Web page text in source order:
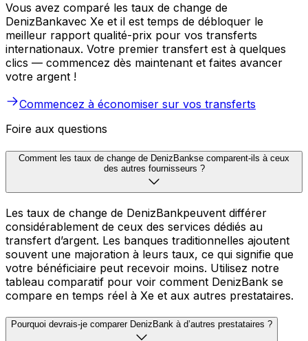
Vous avez comparé les taux de change de
DenizBankavec Xe et il est temps de débloquer le
meilleur rapport qualité-prix pour vos transferts
internationaux. Votre premier transfert est à quelques
clics — commencez dès maintenant et faites avancer
votre argent !
Commencez à économiser sur vos transferts
Foire aux questions
Comment les taux de change de DenizBankse comparent-ils à ceux
des autres fournisseurs ?
Les taux de change de DenizBankpeuvent différer
considérablement de ceux des services dédiés au
transfert d’argent. Les banques traditionnelles ajoutent
souvent une majoration à leurs taux, ce qui signifie que
votre bénéficiaire peut recevoir moins. Utilisez notre
tableau comparatif pour voir comment DenizBank se
compare en temps réel à Xe et aux autres prestataires.
Pourquoi devrais-je comparer DenizBank à d’autres prestataires ?